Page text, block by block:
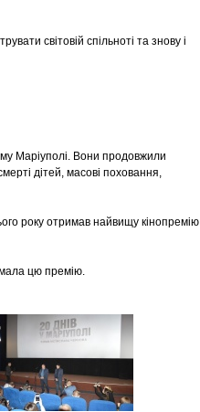
світовій спільноті та знову і
Маріуполі. Вони продовжили
дітей, масові поховання,
року отримав найвищу кінопремію
цю премію.